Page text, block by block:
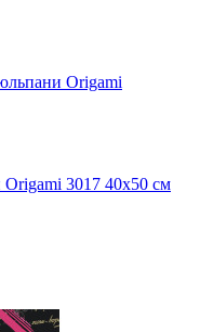
3017 40x50 см